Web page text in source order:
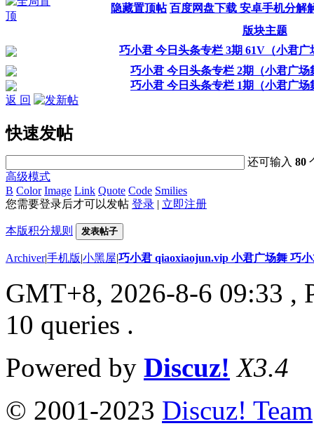
隐藏置顶帖 百度网盘下载 安卓手机分解
版块主题
巧小君 今日头条专栏 3期 61V（小君广
巧小君 今日头条专栏 2期（小君广场
巧小君 今日头条专栏 1期（小君广场
返 回
快速发帖
还可输入80
高级模式
B Color Image Link Quote Code Smilies
您需要登录后才可以发帖 登录 | 立即注册
本版积分规则 发表帖子
Archiver|手机版|小黑屋|巧小君 qiaoxiaojun.vip 小君广场舞 巧
GMT+8, 2026-8-6 09:33 ,
10 queries .
Powered by Discuz! X3.4
© 2001-2023 Discuz! Team